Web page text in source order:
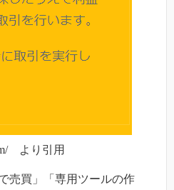
より引用
売買」「専用ツールの作